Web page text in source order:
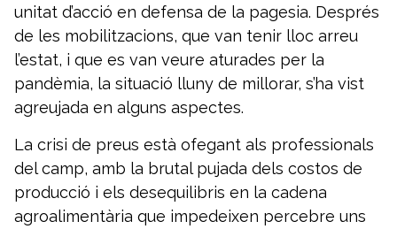
unitat d’acció en defensa de la pagesia. Després
de les mobilitzacions, que van tenir lloc arreu
l’estat, i que es van veure aturades per la
pandèmia, la situació lluny de millorar, s’ha vist
agreujada en alguns aspectes.
La crisi de preus està ofegant als professionals
del camp, amb la brutal pujada dels costos de
producció i els desequilibris en la cadena
agroalimentària que impedeixen percebre uns